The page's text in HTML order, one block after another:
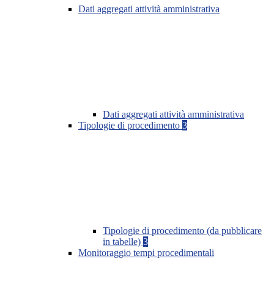
Dati aggregati attività amministrativa
Dati aggregati attività amministrativa
Tipologie di procedimento 3
Tipologie di procedimento (da pubblicare
in tabelle) 3
Monitoraggio tempi procedimentali